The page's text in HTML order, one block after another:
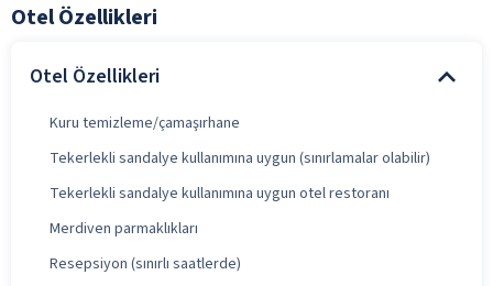
Otel Özellikleri
Otel Özellikleri
Kuru temizleme/çamaşırhane
Tekerlekli sandalye kullanımına uygun (sınırlamalar olabilir)
Tekerlekli sandalye kullanımına uygun otel restoranı
Merdiven parmaklıkları
Resepsiyon (sınırlı saatlerde)